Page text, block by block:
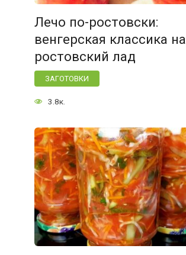
Лечо по-ростовски:
венгерская классика на
ростовский лад
ЗАГОТОВКИ
3.8к.